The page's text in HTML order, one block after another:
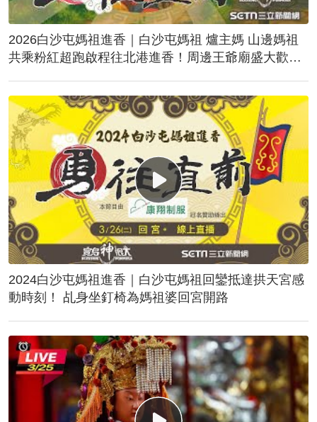
2026白沙屯媽祖進香｜白沙屯媽祖 爐主媽 山邊媽祖
共乘粉紅超跑啟程往北港進香！周邊王爺廟盛大歡
2024白沙屯媽祖進香｜白沙屯媽祖回鑾抵達拱天宮感
動時刻！ 乩身坐釘椅為媽祖婆回宮開路